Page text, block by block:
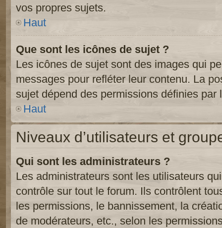
vos propres sujets.
Haut
Que sont les icônes de sujet ?
Les icônes de sujet sont des images qui
messages pour refléter leur contenu. La
sujet dépend des permissions définies par
Haut
Niveaux d’utilisateurs et
Qui sont les administrateurs ?
Les administrateurs sont les utilisateurs
contrôle sur tout le forum. Ils contrôlent
les permissions, le bannissement, la
de modérateurs, etc., selon les